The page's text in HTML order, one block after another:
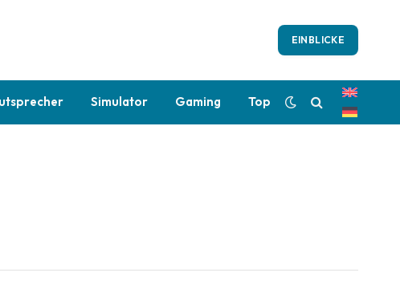
EINBLICKE
Simulator Gaming Top